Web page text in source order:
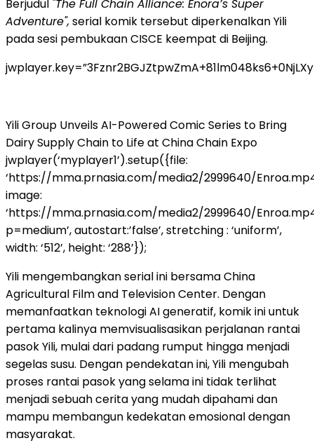
Berjudul "The Full Chain Alliance: Enora’s Super
Adventure", serial komik tersebut diperkenalkan Yili
pada sesi pembukaan CISCE keempat di Beijing.
Yili Group Unveils AI-Powered Comic Series to Bring
Dairy Supply Chain to Life at China Chain Expo
jwplayer(‘myplayer1’).setup({file:
‘https://mma.prnasia.com/media2/2999640/
image:
‘https://mma.prnasia.com/media2/2999640/
p=medium’, autostart:’false’, stretching : ‘uniform’,
width: ‘512’, height: ‘288’});
Yili mengembangkan serial ini bersama China
Agricultural Film and Television Center. Dengan
memanfaatkan teknologi AI generatif, komik ini untuk
pertama kalinya memvisualisasikan perjalanan rantai
pasok Yili, mulai dari padang rumput hingga menjadi
segelas susu. Dengan pendekatan ini, Yili mengubah
proses rantai pasok yang selama ini tidak terlihat
menjadi sebuah cerita yang mudah dipahami dan
mampu membangun kedekatan emosional dengan
masyarakat.